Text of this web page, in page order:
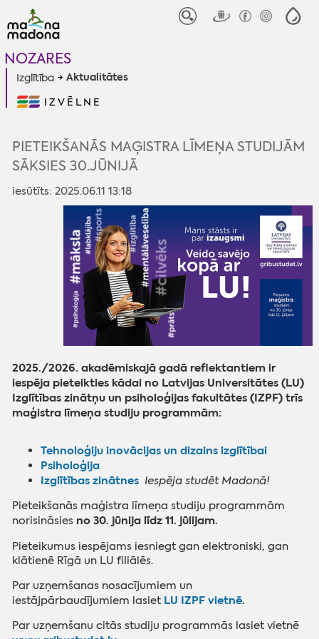
NOZARES
Izglītība Aktualitātes
IZVĒLNE
PIETEIKŠANĀS MAĢISTRA LĪMEŅA STUDIJĀM
SĀKSIES 30.JŪNIJĀ
iesūtīts: 2025.06.11 13:18
2025./2026. akadēmiskajā gadā reflektantiem ir
iespēja pieteikties kādai no Latvijas Universitātes (LU)
Izglītības zinātņu un psiholoģijas fakultātes (IZPF) trīs
maģistra līmeņa studiju programmām:
Tehnoloģiju inovācijas un dizains izglītībai
Psiholoģija
Izglītības zinātnes Iespēja studēt Madonā!
Pieteikšanās maģistra līmeņa studiju programmām
norisināsies no 30. jūnija līdz 11. jūlijam.
Pieteikumus iespējams iesniegt gan elektroniski, gan
klātienē Rīgā un LU filiālēs.
Par uzņemšanas nosacījumiem un
iestājpārbaudījumiem lasiet LU IZPF vietnē.
Par uzņemšanu citās studiju programmās lasiet vietnē